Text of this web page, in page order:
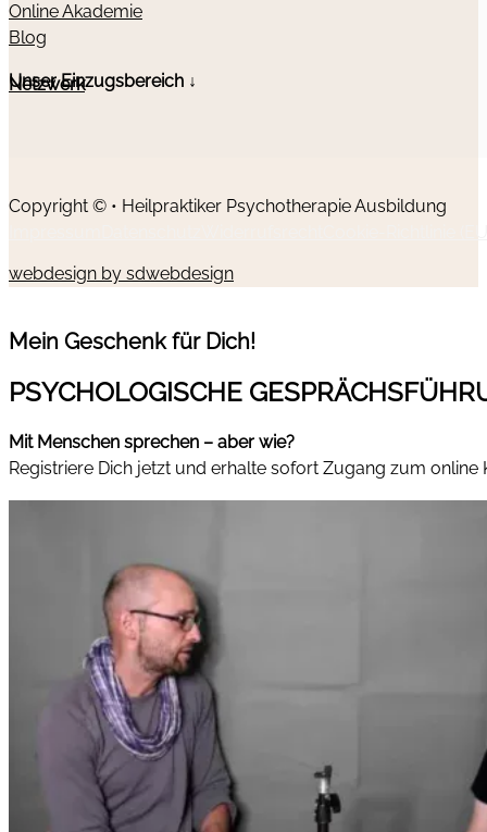
Online Akademie
Blog
Netzwerk
Unser Einzugsbereich ↓
Copyright © • Heilpraktiker Psychotherapie Ausbildung
webdesign by sdwebdesign
Mein Geschenk für Dich!
PSYCHOLOGISCHE
Mit Menschen sprechen – aber wie?
Registriere Dich jetzt und erhalte sofort Zugang zum online